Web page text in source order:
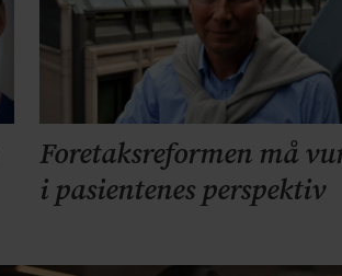
Foretaksreformen må
i pasientenes perspektiv